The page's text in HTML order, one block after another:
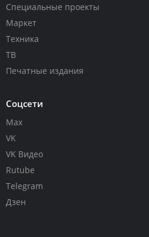
Специальные проекты
Маркет
Техника
ТВ
Печатные издания
Соцсети
Max
VK
VK Видео
Rutube
Telegram
Дзен